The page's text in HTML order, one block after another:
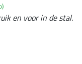
en voor in de stal.